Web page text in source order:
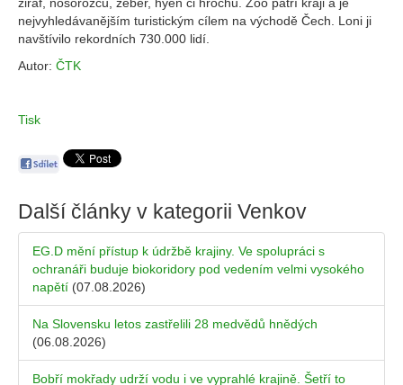
nejvyhledávanějším turistickým cílem na východě Čech. Loni ji
navštívilo rekordních 730.000 lidí.
Autor: ČTK
Tisk
Další články v kategorii Venkov
EG.D mění přístup k údržbě krajiny. Ve spolupráci s
ochranáři buduje biokoridory pod vedením velmi vysokého
napětí (07.08.2026)
Na Slovensku letos zastřelili 28 medvědů hnědých
(06.08.2026)
Bobří mokřady udrží vodu i ve vyprahlé krajině. Šetří to